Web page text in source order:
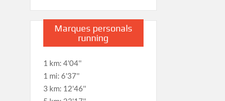
Marques personals
running
1 km: 4'04''
1 mi: 6'37''
3 km: 12'46''